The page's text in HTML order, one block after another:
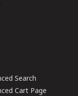
Search
Cart Page